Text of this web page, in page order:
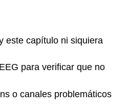
este capítulo ni siquiera
para verificar que no
o canales problemáticos